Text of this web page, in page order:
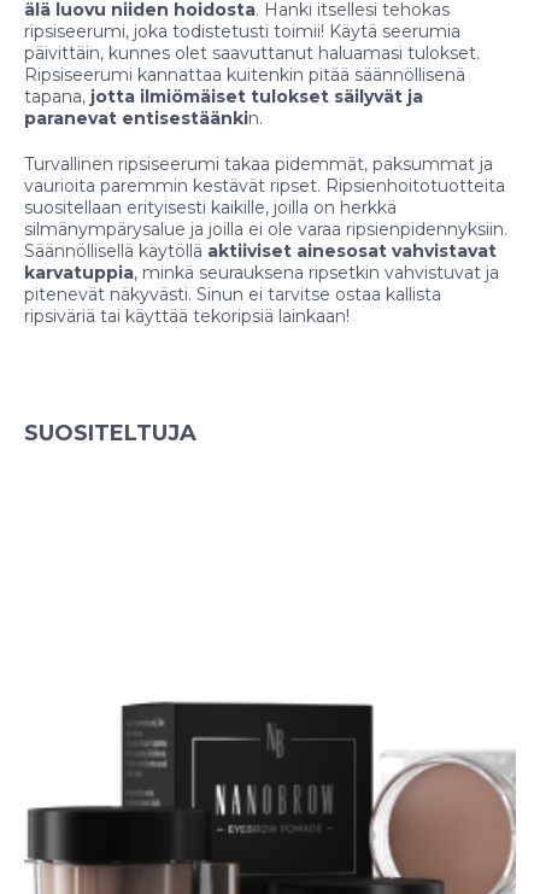
älä luovu niiden hoidosta. Hanki itsellesi tehokas
ripsiseerumi, joka todistetusti toimii! Käytä seerumia
päivittäin, kunnes olet saavuttanut haluamasi tulokset.
Ripsiseerumi kannattaa kuitenkin pitää säännöllisenä
tapana, jotta ilmiömäiset tulokset säilyvät ja
paranevat entisestäänkin.
Turvallinen ripsiseerumi takaa pidemmät, paksummat ja
vaurioita paremmin kestävät ripset. Ripsienhoitotuotteita
suositellaan erityisesti kaikille, joilla on herkkä
silmänympärysalue ja joilla ei ole varaa ripsienpidennyksiin.
Säännöllisellä käytöllä aktiiviset ainesosat vahvistavat
karvatuppia, minkä seurauksena ripsetkin vahvistuvat ja
pitenevät näkyvästi. Sinun ei tarvitse ostaa kallista
ripsiväriä tai käyttää tekoripsiä lainkaan!
SUOSITELTUJA